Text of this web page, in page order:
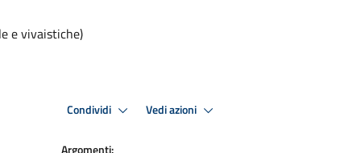
e vivaistiche)
Condividi Vedi azioni
Argomenti: